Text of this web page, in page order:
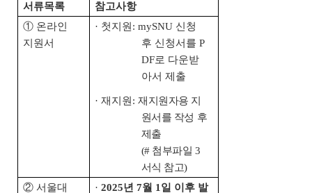
서류목록
참고사항
① 온라인
지원서
· 첫지원: mySNU 신청
후 신청서를 P
DF로 다운받
아서 제출
· 재지원: 재지원자용 지
원서를 작성 후
제출
(# 첨부파일 3
서식 참고)
② 서울대
· 2025년 7월 1일 이후 발